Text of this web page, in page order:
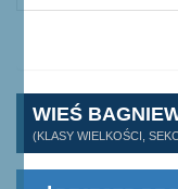
WIEŚ
(KLASY WIELKOŚCI,